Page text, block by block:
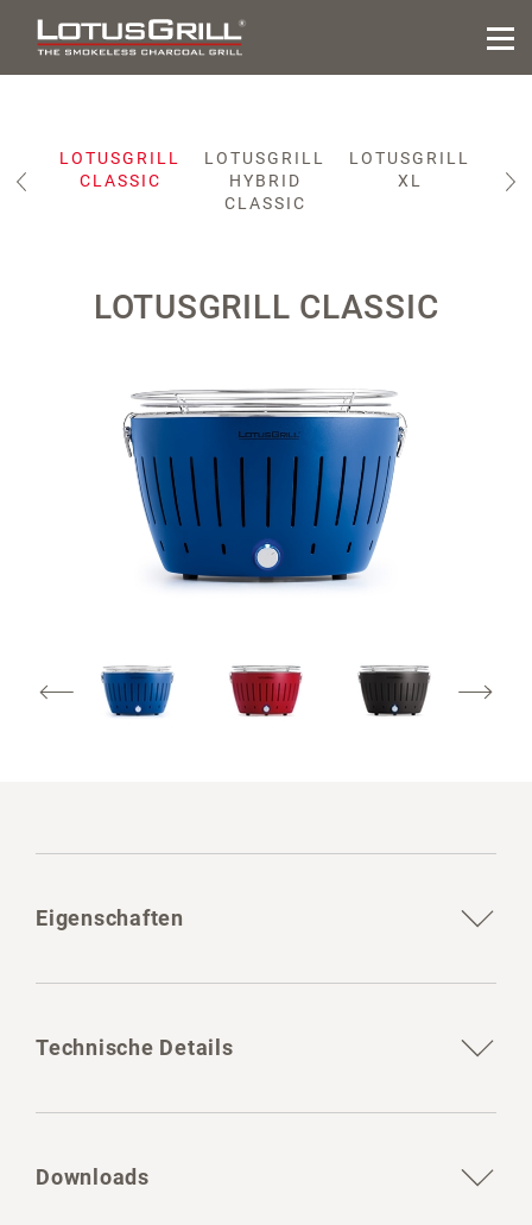
LOTUSGRILL
CLASSIC
LOTUSGRILL
HYBRID
CLASSIC
LOTUSGRILL
XL
XL
LOTUSGRILL CLASSIC
Eigenschaften
Technische Details
Downloads